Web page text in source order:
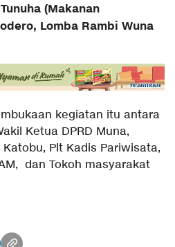
(Makanan
Lomba Rambi Wuna
kegiatan itu antara
Ketua DPRD Muna,
Plt Kadis Pariwisata,
dan Tokoh masyarakat